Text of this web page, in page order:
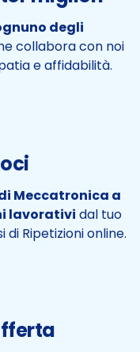
degli
collabora con noi
e affidabilità.
Meccatronica a
lavorativi dal tuo
Ripetizioni online.